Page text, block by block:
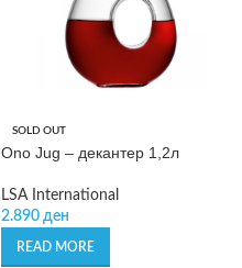
SOLD OUT
Ono Jug – декантер 1,2л
LSA International
2.890 ден
READ MORE